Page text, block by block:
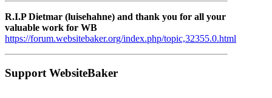
R.I.P Dietmar (luisehahne) and thank you for all your
valuable work for WB
https://forum.websitebaker.org/index.php/topic,32355.0.html
Support WebsiteBaker